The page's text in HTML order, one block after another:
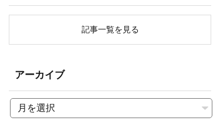
記事一覧を見る
アーカイブ